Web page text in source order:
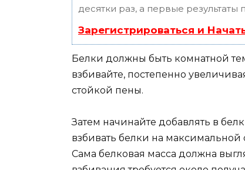
десятки раз, а первые
Зарегистрироваться и
Белки должны быть комнатной
взбивайте, постепенно
стойкой пены.
Затем начинайте добавлять в
взбивать белки на максимальной
Сама белковая масса должна